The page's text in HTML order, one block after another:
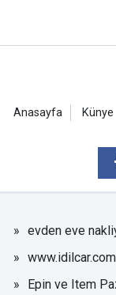
Anasayfa Künye
evden eve
www.idilcar.com
Epin ve Item